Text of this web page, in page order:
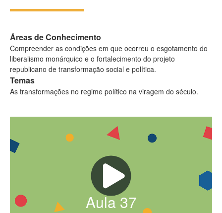
Áreas de Conhecimento
Compreender as condições em que ocorreu o esgotamento do
liberalismo monárquico e o fortalecimento do projeto
republicano de transformação social e política.
Temas
As transformações no regime político na viragem do século​.
Aula37